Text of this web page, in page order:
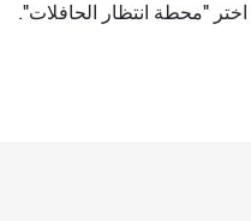
"محطة انتظار الحافلات".